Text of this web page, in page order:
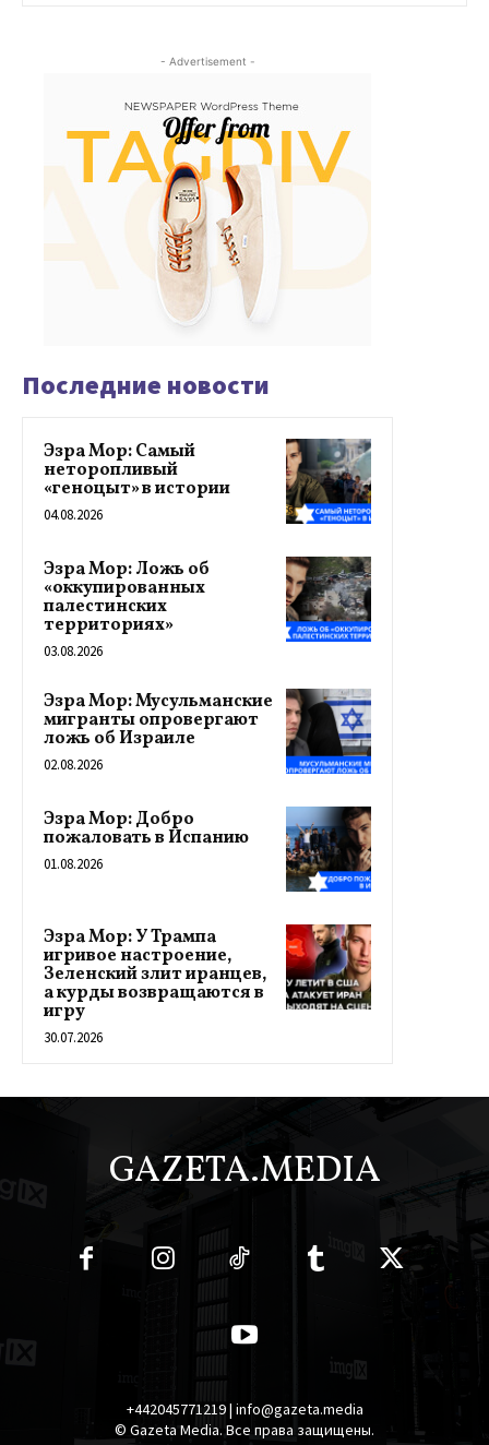
- Advertisement -
Последние новости
Эзра Мор: Самый
неторопливый
«геноцыт» в истории
04.08.2026
Эзра Мор: Ложь об
«оккупированных
палестинских
территориях»
03.08.2026
Эзра Мор: Мусульманские
мигранты опровергают
ложь об Израиле
02.08.2026
Эзра Мор: Добро
пожаловать в Испанию
01.08.2026
Эзра Мор: У Трампа
игривое настроение,
Зеленский злит иранцев,
а курды возвращаются в
игру
30.07.2026
GAZETA.MEDIA
+442045771219 | info@gazeta.media
© Gazeta Media. Все права защищены.